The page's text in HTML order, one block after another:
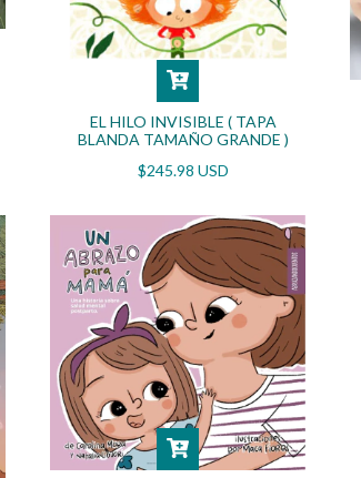
EL HILO INVISIBLE ( TAPA
BLANDA TAMAÑO GRANDE )
$245.98 USD